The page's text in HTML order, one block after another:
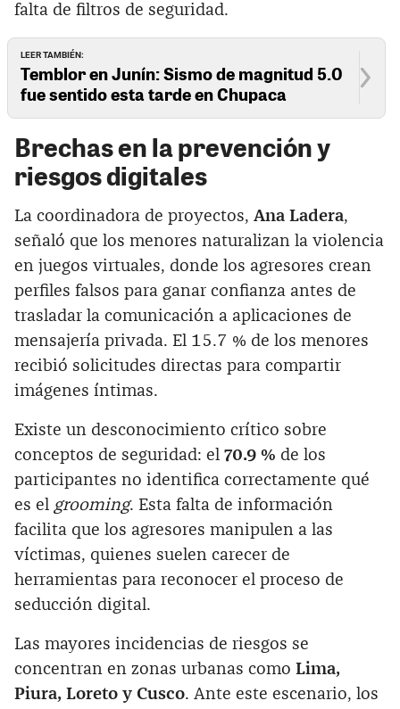
falta de filtros de seguridad.
LEER TAMBIÉN:
Temblor en Junín: Sismo de magnitud 5.0
fue sentido esta tarde en Chupaca
Brechas en la prevención y
riesgos digitales
La coordinadora de proyectos, Ana Ladera,
señaló que los menores naturalizan la violencia
en juegos virtuales, donde los agresores crean
perfiles falsos para ganar confianza antes de
trasladar la comunicación a aplicaciones de
mensajería privada. El 15.7 % de los menores
recibió solicitudes directas para compartir
imágenes íntimas.
Existe un desconocimiento crítico sobre
conceptos de seguridad: el 70.9 % de los
participantes no identifica correctamente qué
es el grooming. Esta falta de información
facilita que los agresores manipulen a las
víctimas, quienes suelen carecer de
herramientas para reconocer el proceso de
seducción digital.
Las mayores incidencias de riesgos se
concentran en zonas urbanas como Lima,
Piura, Loreto y Cusco. Ante este escenario, los